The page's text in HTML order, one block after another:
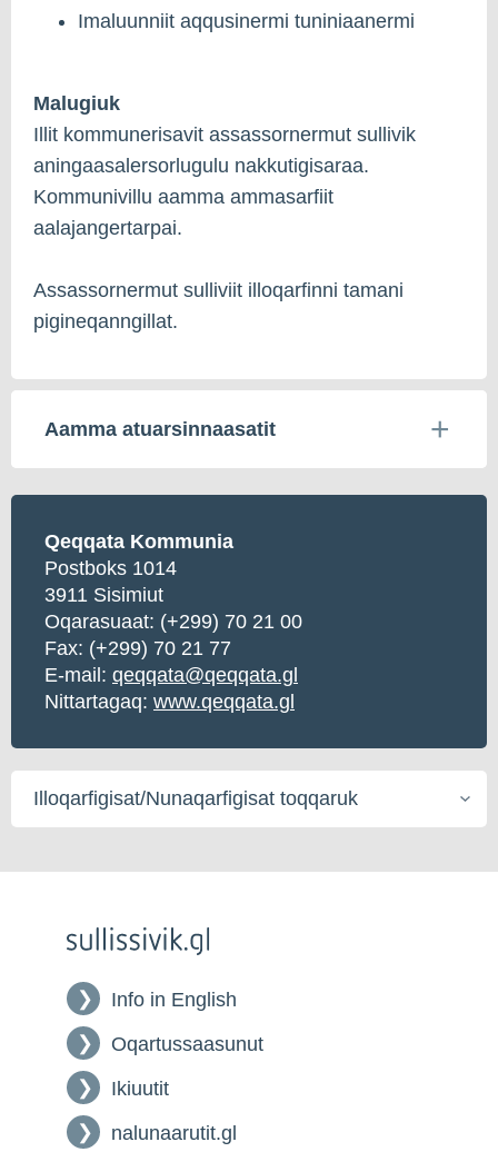
Imaluunniit aqqusinermi tuniniaanermi
Malugiuk
Illit kommunerisavit assassornermut sullivik
aningaasalersorlugulu nakkutigisaraa.
Kommunivillu aamma ammasarfiit
aalajangertarpai.
Assassornermut sulliviit illoqarfinni tamani
pigineqanngillat.
Aamma atuarsinnaasatit
Qeqqata Kommunia
Postboks 1014
3911 Sisimiut
Oqarasuaat: (+299) 70 21 00
Fax: (+299) 70 21 77
E-mail: qeqqata@qeqqata.gl
Nittartagaq: www.qeqqata.gl
Illoqarfigisat/Nunaqarfigisat
toqqaruk
Info in English
Oqartussaasunut
Ikiuutit
nalunaarutit.gl